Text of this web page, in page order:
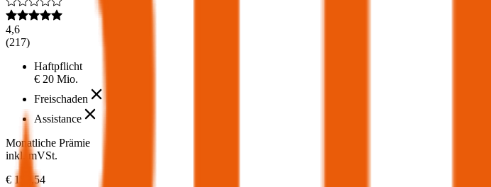
4,6
(217)
Haftpflicht
€ 20 Mio.
Freischaden
Assistance
Monatliche Prämie
inkl. mVSt.
€ 159,54